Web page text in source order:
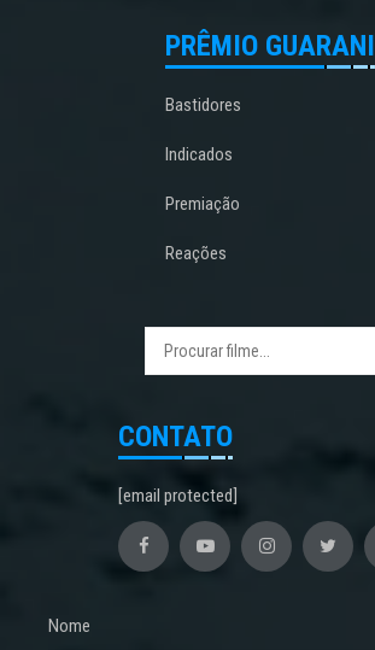
PRÊMIO GUARANI
Bastidores
Indicados
Premiação
Reações
CONTATO
[email protected]
Nome